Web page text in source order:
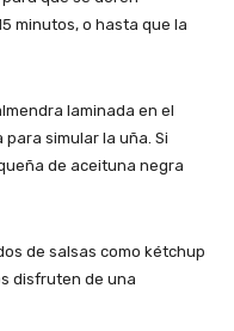
minutos, o hasta que la
laminada en el
simular la uña. Si
de aceituna negra
de salsas como kétchup
disfruten de una